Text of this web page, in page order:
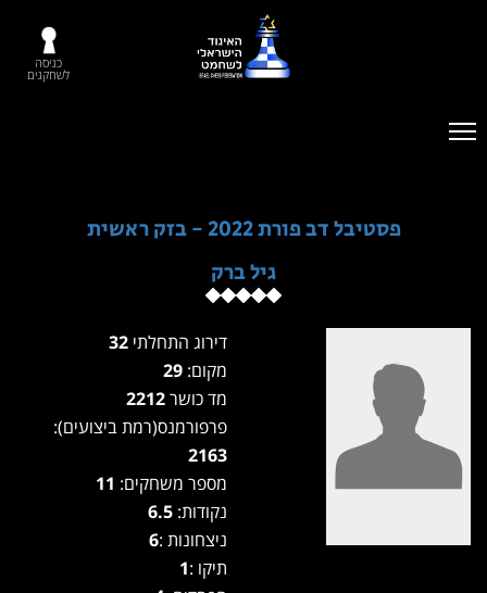
כניסה
לשחקנים
פסטיבל דב פורת 2022 - בזק ראשית
גיל ברק
דירוג התחלתי
מקום:
מד כושר
פרפורמנס(רמת ביצועים):
2163
מספר משחקים:
נקודות: 6.5
ניצחונות :6
תיקו :1